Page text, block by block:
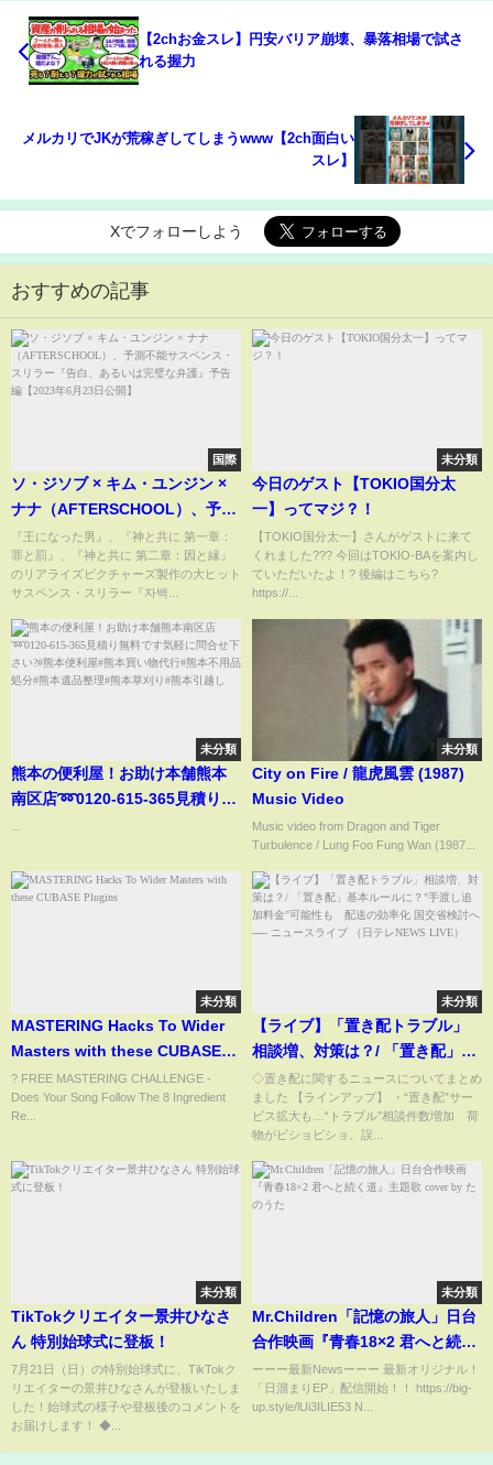
【2chお金スレ】円安バリア崩壊、暴落相場で試さ
れる握力
メルカリでJKが荒稼ぎしてしまうwww【2ch面白い
スレ】
Xでフォローしよう
おすすめの記事
国際
ソ・ジソブ × キム・ユンジン ×
ナナ（AFTERSCHOOL）、予測
不能サスペンス・スリラー『告
白、あるいは完璧な弁護』予告
編【2023年6月23日公開】
『王になった男』、『神と共に 第一章：
罪と罰』、『神と共に 第二章：因と縁』
のリアライズピクチャーズ製作の大ヒット
サスペンス・スリラー『자백...
未分類
今日のゲスト【TOKIO国分太
一】ってマジ？！
【TOKIO国分太一】さんがゲストに来て
くれました??? 今回はTOKIO-BAを案内し
ていただいたよ！? 後編はこちら?
https://...
未分類
熊本の便利屋！お助け本舗熊本
南区店➿0120-615-365見積り無
不用品処分#熊本遺品整理#熊本
草刈り#熊本引越し
未分類
City on Fire / 龍虎風雲 (1987)
Music Video
Music video from Dragon and Tiger
Turbulence / Lung Foo Fung Wan (1987...
未分類
MASTERING Hacks To Wider
Masters with these CUBASE
Plugins
? FREE MASTERING CHALLENGE -
Does Your Song Follow The 8 Ingredient
Re...
未分類
【ライブ】「置き配トラブル」
相談増、対策は？/ 「置き配」基
本ルールに？"手渡し追加料
金"可能性も 配送の効率化 国交
省検討へ── ニュースライブ
◇置き配に関するニュースについてまとめ
ました 【ラインアップ】 ・“置き配”サー
ビス拡大も…“トラブル”相談件数増加 荷
物がビショビショ、誤...
未分類
TikTokクリエイター景井ひなさ
ん 特別始球式に登板！
7月21日（日）の特別始球式に、TikTokク
リエイターの景井ひなさんが登板いたしま
した！始球式の様子や登板後のコメントを
お届けします！ ◆...
未分類
Mr.Children「記憶の旅人」日台
合作映画『青春18×2 君へと続く
道』主題歌 cover by たのうた
ーーー最新Newsーーー 最新オリジナル！
「日溜まりEP」配信開始！！ https://big-
up.style/lUi3ILIE53 N...